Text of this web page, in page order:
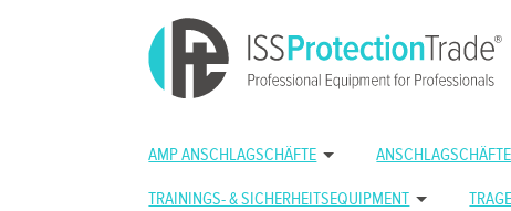
AMP ANSCHLAGSCHÄFTE ANSCHLAGSCHÄFTE
TRAININGS- & SICHERHEITSEQUIPMENT